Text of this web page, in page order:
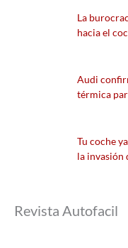
La
hacia el
Audi
térmica
Tu coche
la invasión
Revista Autofacil